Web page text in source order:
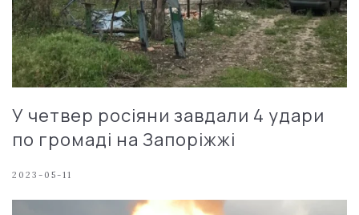
У четвер росіяни завдали 4 удари
по громаді на Запоріжжі
2023-05-11